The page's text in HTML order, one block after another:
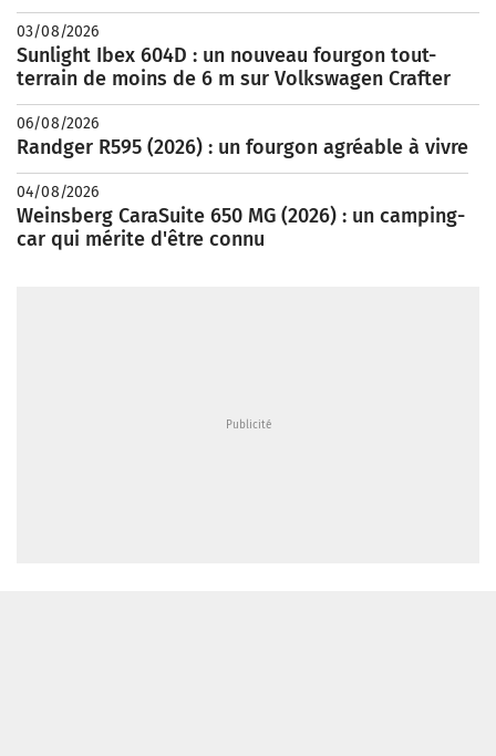
03/08/2026
Sunlight Ibex 604D : un nouveau fourgon tout-
terrain de moins de 6 m sur Volkswagen Crafter
06/08/2026
Randger R595 (2026) : un fourgon agréable à vivre
04/08/2026
Weinsberg CaraSuite 650 MG (2026) : un camping-
car qui mérite d'être connu